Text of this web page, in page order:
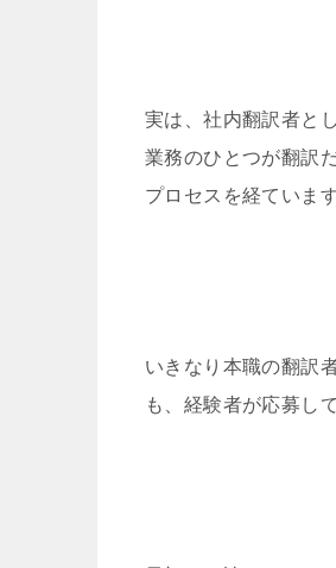
実は、社内翻訳者と
業務のひとつが翻訳
プロセスを経ています
いきなり本職の翻訳
も、経験者が応募し